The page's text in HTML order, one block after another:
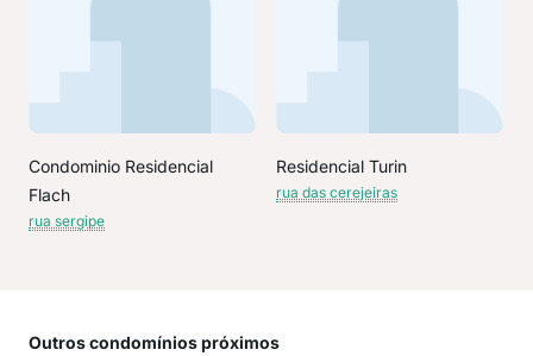
Condominio Residencial
Flach
rua sergipe
Residencial Turin
rua das cerejeiras
Outros condomínios próximos